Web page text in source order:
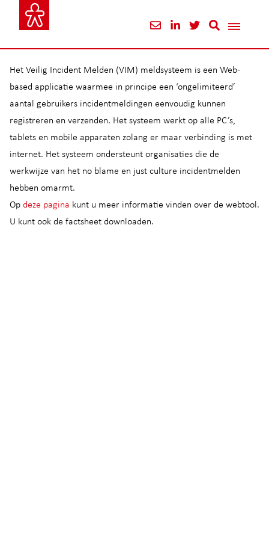
Het Veilig Incident Melden (VIM) meldsysteem is een Web-
based applicatie waarmee in principe een ‘ongelimiteerd’
aantal gebruikers incidentmeldingen eenvoudig kunnen
registreren en verzenden. Het systeem werkt op alle PC’s,
tablets en mobile apparaten zolang er maar verbinding is met
internet. Het systeem ondersteunt organisaties die de
werkwijze van het no blame en just culture incidentmelden
hebben omarmt.
Op deze pagina kunt u meer informatie vinden over de webtool.
U kunt ook de factsheet downloaden.